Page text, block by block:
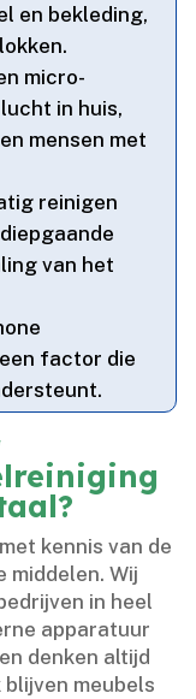
en bekleding,
micro-
in huis,
mensen met
reinigen
van het
factor die
kennis van de
middelen.​ Wij
in heel
apparatuur
denken altijd
blijven meubels